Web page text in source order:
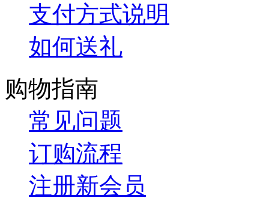
支付方式说明
如何送礼
购物指南
常见问题
订购流程
注册新会员